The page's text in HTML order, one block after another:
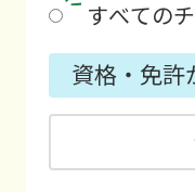
すべての
資格・免許